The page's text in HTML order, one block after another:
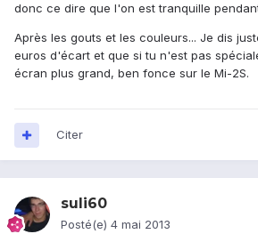
donc ce dire que l'on est tranquille
Après les gouts et les couleurs... Je dis
euros d'écart et que si tu n'est pas
écran plus grand, ben fonce sur le Mi-2S.
Citer
suli60
Posté(e) 4 mai 2013